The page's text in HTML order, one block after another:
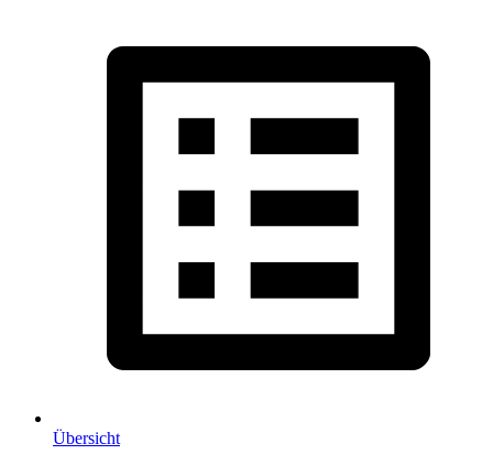
Übersicht